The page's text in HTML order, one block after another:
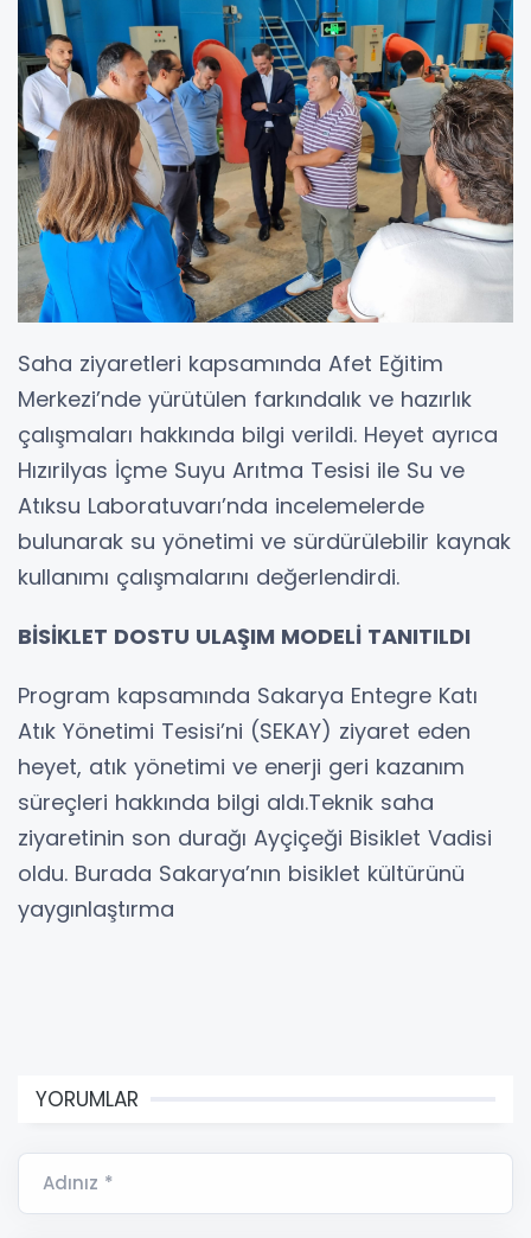
Saha ziyaretleri kapsamında Afet Eğitim
Merkezi’nde yürütülen farkındalık ve hazırlık
çalışmaları hakkında bilgi verildi. Heyet ayrıca
Hızırilyas İçme Suyu Arıtma Tesisi ile Su ve
Atıksu Laboratuvarı’nda incelemelerde
bulunarak su yönetimi ve sürdürülebilir kaynak
kullanımı çalışmalarını değerlendirdi.
BİSİKLET DOSTU ULAŞIM MODELİ TANITILDI
Program kapsamında Sakarya Entegre Katı
Atık Yönetimi Tesisi’ni (SEKAY) ziyaret eden
heyet, atık yönetimi ve enerji geri kazanım
süreçleri hakkında bilgi aldı.Teknik saha
ziyaretinin son durağı Ayçiçeği Bisiklet Vadisi
oldu. Burada Sakarya’nın bisiklet kültürünü
yaygınlaştırma
YORUMLAR
Adınız *